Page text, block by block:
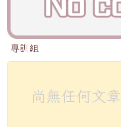
專訓組
尚無任何文章